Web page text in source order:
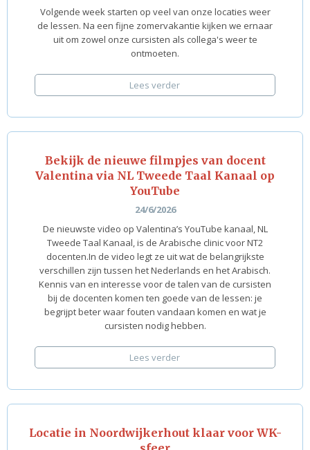
Volgende week starten op veel van onze locaties weer
de lessen. Na een fijne zomervakantie kijken we ernaar
uit om zowel onze cursisten als collega's weer te
ontmoeten.
Lees verder
Bekijk de nieuwe filmpjes van docent
Valentina via NL Tweede Taal Kanaal op
YouTube
24/6/2026
De nieuwste video op Valentina’s YouTube kanaal, NL
Tweede Taal Kanaal, is de Arabische clinic voor NT2
docenten.In de video legt ze uit wat de belangrijkste
verschillen zijn tussen het Nederlands en het Arabisch.
Kennis van en interesse voor de talen van de cursisten
bij de docenten komen ten goede van de lessen: je
begrijpt beter waar fouten vandaan komen en wat je
cursisten nodig hebben.
Lees verder
Locatie in Noordwijkerhout klaar voor WK-